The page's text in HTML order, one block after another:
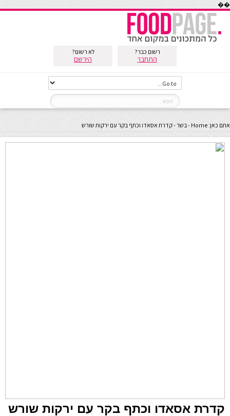
��
רשום כבר?
התחבר
לא רשום?
הירשם
אתם כאן: Home
-בשר-קדרת אסאדו וכתף בקר עם ירקות שורש
קדרת אסאדו וכתף בקר עם ירקות שורש